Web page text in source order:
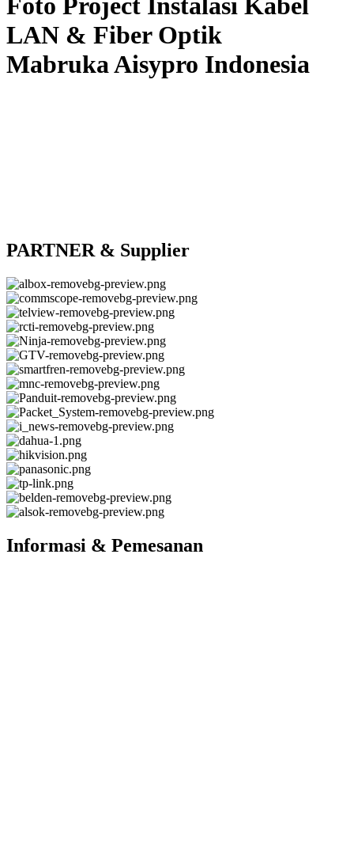
LAN & Fiber Optik
Mabruka Aisypro Indonesia
PARTNER & Supplier
Informasi & Pemesanan